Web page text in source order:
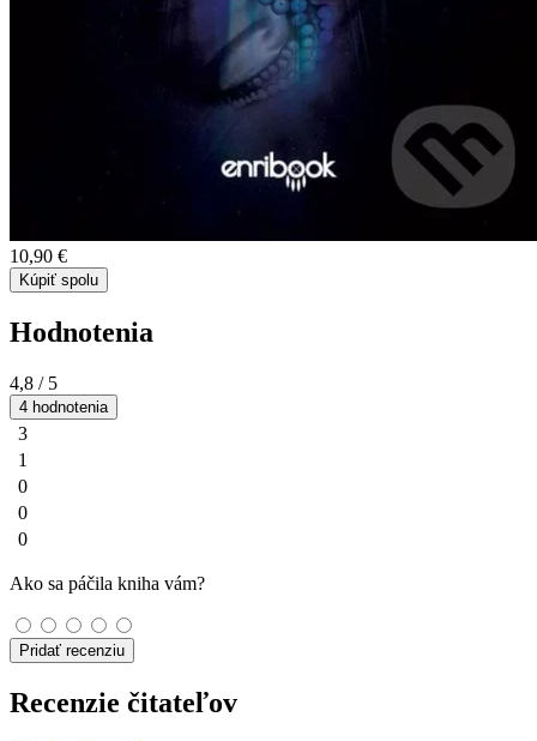
10,90 €
Kúpiť spolu
Hodnotenia
4,8 / 5
4 hodnotenia
3
1
0
0
0
Ako sa páčila kniha vám?
Pridať recenziu
Recenzie čitateľov